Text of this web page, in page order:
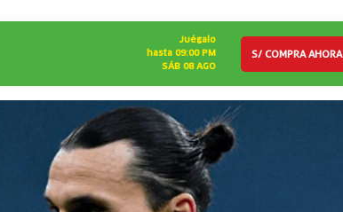
Juégalo
hasta 09:00 PM
SÁB 08 AGO
S/ COMPRA AHORA